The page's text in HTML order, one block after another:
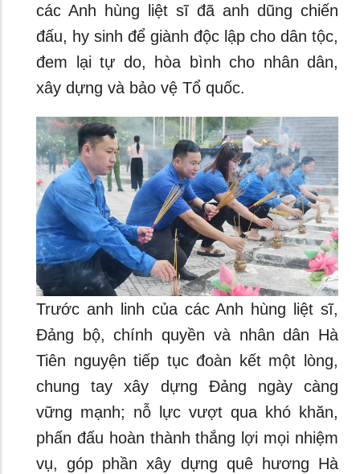
các Anh hùng liệt sĩ đã anh dũng chiến
đấu, hy sinh để giành độc lập cho dân tộc,
đem lại tự do, hòa bình cho nhân dân,
xây dựng và bảo vệ Tổ quốc.
Trước anh linh của các Anh hùng liệt sĩ,
Đảng bộ, chính quyền và nhân dân Hà
Tiên nguyện tiếp tục đoàn kết một lòng,
chung tay xây dựng Đảng ngày càng
vững mạnh; nỗ lực vượt qua khó khăn,
phấn đấu hoàn thành thắng lợi mọi nhiệm
vụ, góp phần xây dựng quê hương Hà